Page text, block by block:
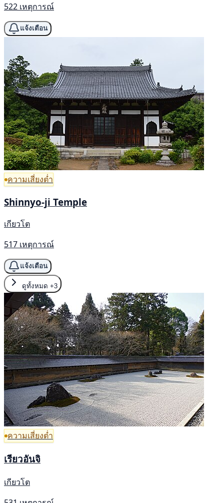
522 เหตุการณ์
แจ้งเตือน
ความเสี่ยงต่ำ
Shinnyo-ji Temple
เกียวโต
517 เหตุการณ์
แจ้งเตือน
ดูทั้งหมด +3
ความเสี่ยงต่ำ
เรียวอันจิ
เกียวโต